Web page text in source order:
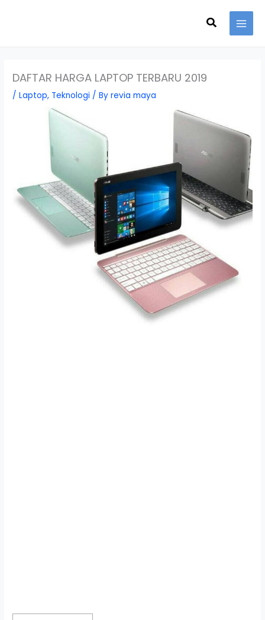
Search
DAFTAR HARGA LAPTOP TERBARU 2019
/Laptop, Teknologi / Byrevia maya